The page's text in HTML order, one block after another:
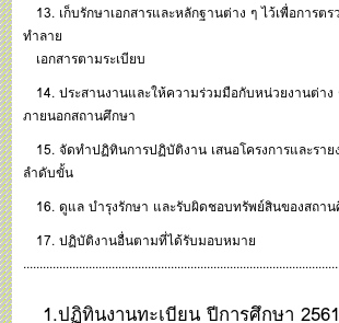
13. เก็บรักษาเอกสารและหลักฐานต่าง ๆ ไว้เพื่อการต
ทำลาย
เอกสารตามระเบียบ
14. ประสานงานและให้ความร่วมมือกับหน่วยงานต่าง
ภายนอกสถานศึกษา
15. จัดทำปฏิทินการปฏิบัติงาน เสนอโครงการและรา
ลำดับขั้น
16. ดูแล บำรุงรักษา และรับผิดชอบทรัพย์สินของสถา
17. ปฏิบัติงานอื่นตามที่ได้รับมอบหมาย
1.ปฏิทินงานทะเบียน ปีการศึกษา 2561